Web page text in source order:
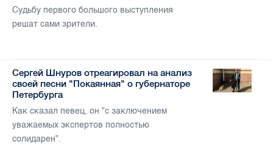
Судьбу первого большого выступления
решат сами зрители.
Сергей Шнуров отреагировал на анализ
своей песни "Покаянная" о губернаторе
Петербурга
Как сказал певец, он "с заключением
уважаемых экспертов полностью
солидарен".